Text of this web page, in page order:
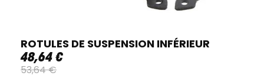
ROTULES DE SUSPENSION INFÉRIEUR
48,64 €
53,64€